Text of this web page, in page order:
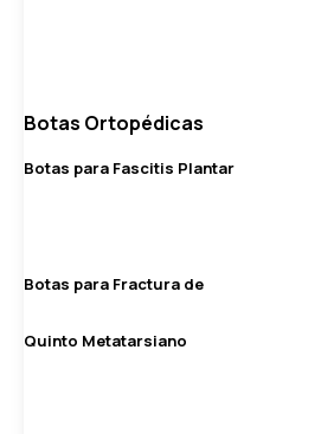
Botas Ortopédicas
Botas para Fascitis Plantar
Botas para Fractura de
Quinto Metatarsiano